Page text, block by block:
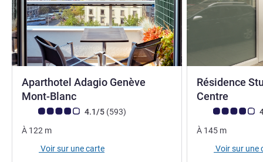
Aparthotel Adagio Genève
Mont-Blanc
Note Avis clients (Note ALL)
4.1/5 (593avis
)
À 122 m
Voir sur une carte
Résidence
Centre
Note Avis clients
À 145 m
Voir sur une